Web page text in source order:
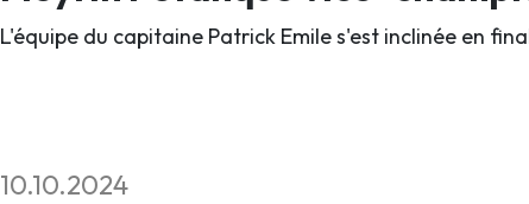
L'équipe du capitaine Patrick Emile s'est inclinée en
10.10.2024